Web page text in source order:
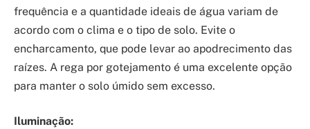
frequência e a quantidade ideais de água variam de
acordo com o clima e o tipo de solo. Evite o
encharcamento, que pode levar ao apodrecimento das
raízes. A rega por gotejamento é uma excelente opção
para manter o solo úmido sem excesso.
Iluminação: